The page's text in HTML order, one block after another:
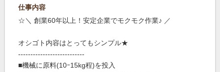
仕事内容
☆＼ 創業60年以上！安定企業でモクモク作業♪ ／
オシゴト内容はとってもシンプル★
---------------------------
■機械に原料(10ｰ15kg程)を投入